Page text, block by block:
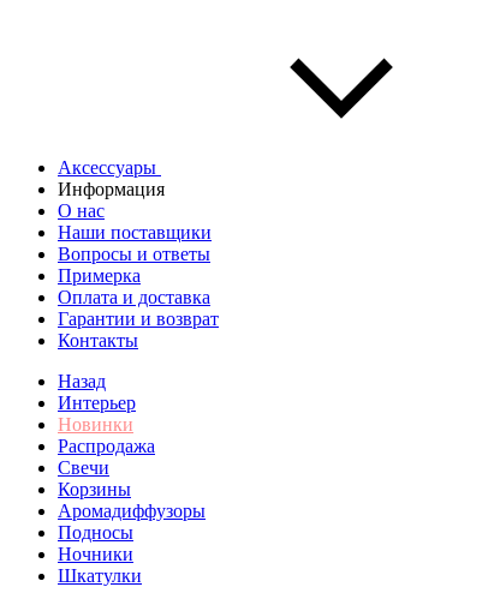
Аксессуары
Информация
О нас
Наши поставщики
Вопросы и ответы
Примерка
Оплата и доставка
Гарантии и возврат
Контакты
Назад
Интерьер
Новинки
Распродажа
Свечи
Корзины
Аромадиффузоры
Подносы
Ночники
Шкатулки